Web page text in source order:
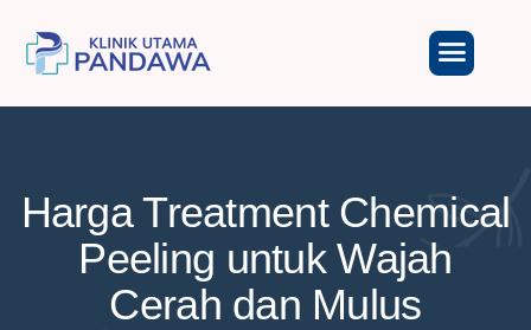
Harga Treatment Chemical
Peeling untuk Wajah
Cerah dan Mulus